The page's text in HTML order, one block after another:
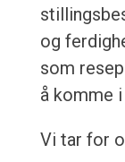
og
som
å komme i
Vi tar for